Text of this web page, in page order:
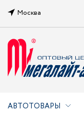
Москва
АВТОТОВАРЫ